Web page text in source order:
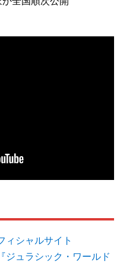
ィシャルサイト
ジュラシック・ワールド